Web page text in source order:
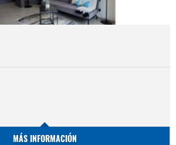
MÁS INFORMACIÓN